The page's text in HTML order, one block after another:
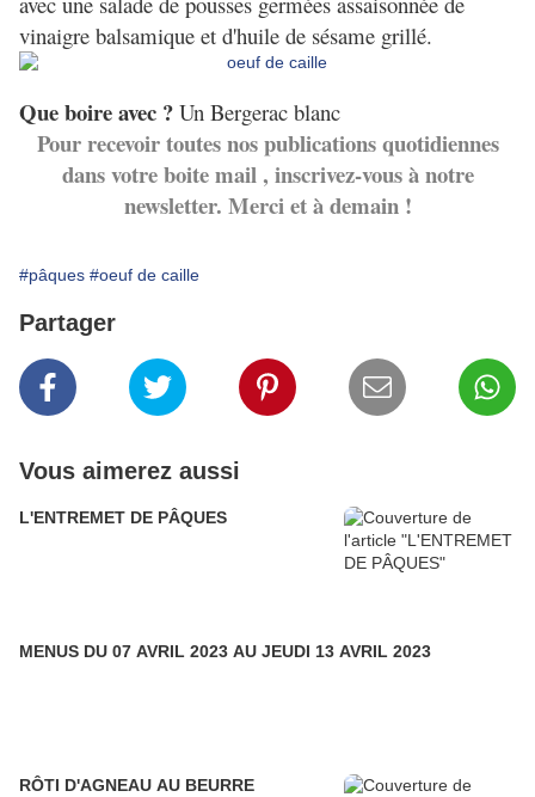
vinaigre balsamique et d'huile de sésame grillé.
Que boire avec ? Un Bergerac blanc
Pour recevoir toutes nos publications quotidiennes
dans votre boite mail , inscrivez-vous à notre
newsletter. Merci et à demain !
#pâques #oeuf de caille
Partager
Vous aimerez aussi
L'ENTREMET DE PÂQUES
MENUS DU 07 AVRIL 2023 AU JEUDI 13 AVRIL 2023
RÔTI D'AGNEAU AU BEURRE